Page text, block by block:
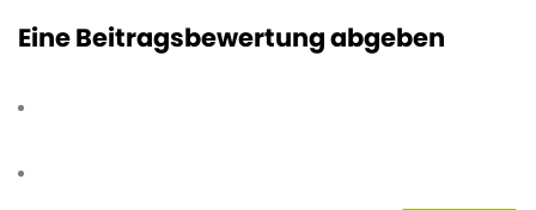
Eine Beitragsbewertung abgeben